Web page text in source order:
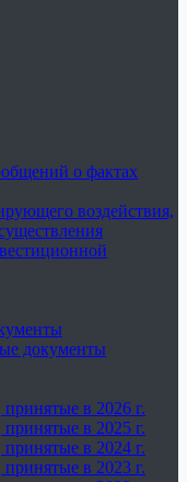
о фактах
воздействия,
документы
в 2026 г.
в 2025 г.
в 2024 г.
в 2023 г.